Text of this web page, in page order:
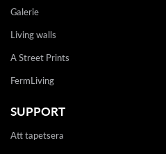
Galerie
Living walls
A Street Prints
FermLiving
SUPPORT
Att tapetsera